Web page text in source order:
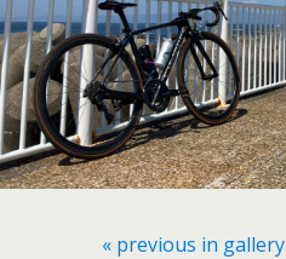
« previous in gallery